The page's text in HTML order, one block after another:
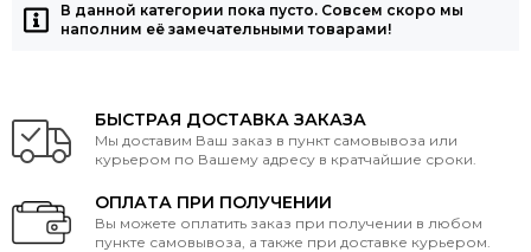
В данной категории пока пусто. Совсем скоро мы
наполним её замечательными товарами!
БЫСТРАЯ ДОСТАВКА ЗАКАЗА
Мы доставим Ваш заказ в пункт самовывоза или
курьером по Вашему адресу в кратчайшие сроки.
ОПЛАТА ПРИ ПОЛУЧЕНИИ
Вы можете оплатить заказ при получении в любом
пункте самовывоза, а также при доставке курьером.